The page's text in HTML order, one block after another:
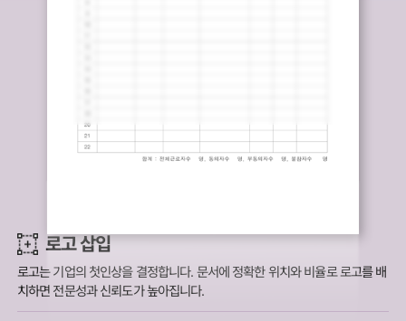
로고 삽입
로고는 기업의 첫인상을 결정합니다. 문서에 정확한 위치와 비율로 로고를 배
치하면 전문성과 신뢰도가 높아집니다.